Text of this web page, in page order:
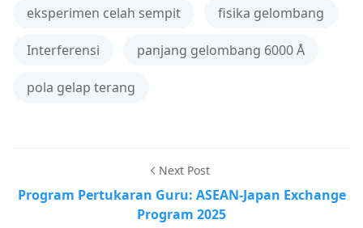
eksperimen celah sempit fisika gelombang
Interferensi panjang gelombang 6000 Å
pola gelap terang
Next Post
Program Pertukaran Guru: ASEAN-Japan Exchange
Program 2025